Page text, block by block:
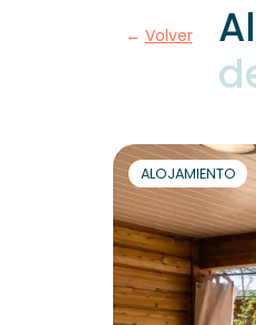
Volver
ALOJAMIENTO